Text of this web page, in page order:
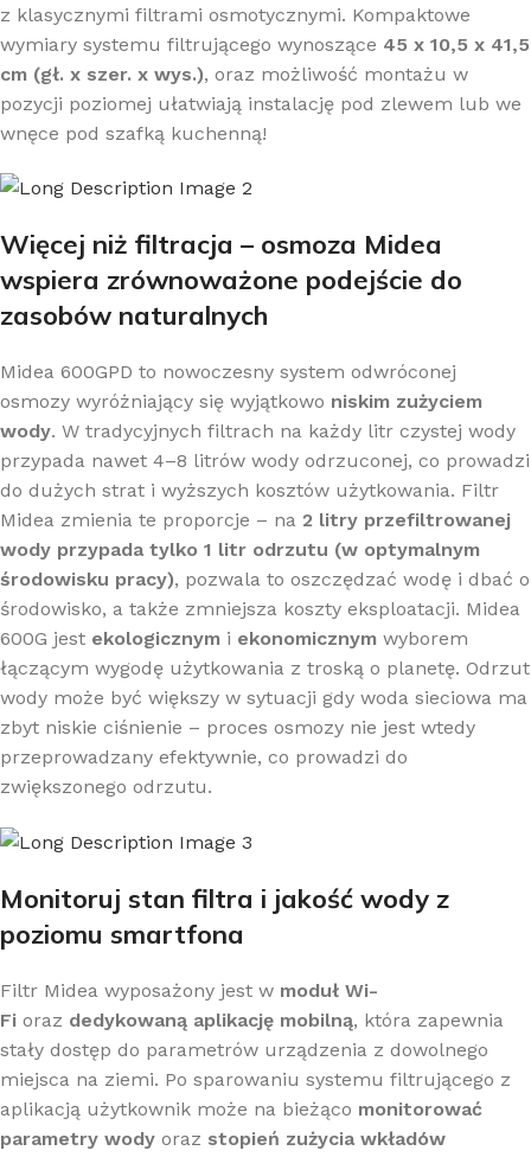
z klasycznymi filtrami osmotycznymi. Kompaktowe
wymiary systemu filtrującego wynoszące 45 x 10,5 x 41,5
cm (gł. x szer. x wys.), oraz możliwość montażu w
pozycji poziomej ułatwiają instalację pod zlewem lub we
wnęce pod szafką kuchenną!
Więcej niż filtracja – osmoza Midea
wspiera zrównoważone podejście do
zasobów naturalnych
Midea 600GPD to nowoczesny system odwróconej
osmozy wyróżniający się wyjątkowo niskim zużyciem
wody. W tradycyjnych filtrach na każdy litr czystej wody
przypada nawet 4–8 litrów wody odrzuconej, co prowadzi
do dużych strat i wyższych kosztów użytkowania. Filtr
Midea zmienia te proporcje – na 2 litry przefiltrowanej
wody przypada tylko 1 litr odrzutu (w optymalnym
środowisku pracy), pozwala to oszczędzać wodę i dbać o
środowisko, a także zmniejsza koszty eksploatacji. Midea
600G jest ekologicznym i ekonomicznym wyborem
łączącym wygodę użytkowania z troską o planetę. Odrzut
wody może być większy w sytuacji gdy woda sieciowa ma
zbyt niskie ciśnienie – proces osmozy nie jest wtedy
przeprowadzany efektywnie, co prowadzi do
zwiększonego odrzutu.
Monitoruj stan filtra i jakość wody z
poziomu smartfona
Filtr Midea wyposażony jest w moduł Wi-
Fi oraz dedykowaną aplikację mobilną, która zapewnia
stały dostęp do parametrów urządzenia z dowolnego
miejsca na ziemi. Po sparowaniu systemu filtrującego z
aplikacją użytkownik może na bieżąco monitorować
parametry wody oraz stopień zużycia wkładów